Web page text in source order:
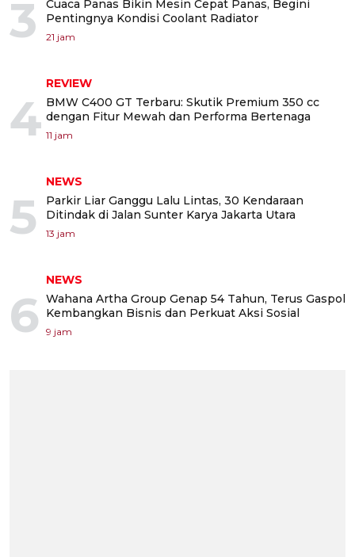
3
Cuaca Panas Bikin Mesin Cepat Panas, Begini
Pentingnya Kondisi Coolant Radiator
21 jam
4
REVIEW
BMW C400 GT Terbaru: Skutik Premium 350 cc
dengan Fitur Mewah dan Performa Bertenaga
11 jam
5
NEWS
Parkir Liar Ganggu Lalu Lintas, 30 Kendaraan
Ditindak di Jalan Sunter Karya Jakarta Utara
13 jam
6
NEWS
Wahana Artha Group Genap 54 Tahun, Terus Gaspol
Kembangkan Bisnis dan Perkuat Aksi Sosial
9 jam